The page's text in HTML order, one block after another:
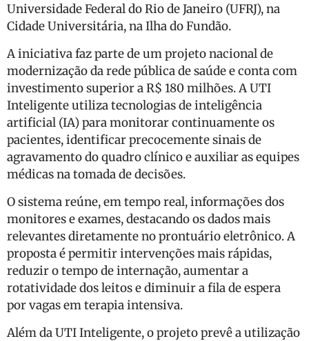
Universidade Federal do Rio de Janeiro (UFRJ), na
Cidade Universitária, na Ilha do Fundão.
A iniciativa faz parte de um projeto nacional de
modernização da rede pública de saúde e conta com
investimento superior a R$ 180 milhões. A UTI
Inteligente utiliza tecnologias de inteligência
artificial (IA) para monitorar continuamente os
pacientes, identificar precocemente sinais de
agravamento do quadro clínico e auxiliar as equipes
médicas na tomada de decisões.
O sistema reúne, em tempo real, informações dos
monitores e exames, destacando os dados mais
relevantes diretamente no prontuário eletrônico. A
proposta é permitir intervenções mais rápidas,
reduzir o tempo de internação, aumentar a
rotatividade dos leitos e diminuir a fila de espera
por vagas em terapia intensiva.
Além da UTI Inteligente, o projeto prevê a utilização